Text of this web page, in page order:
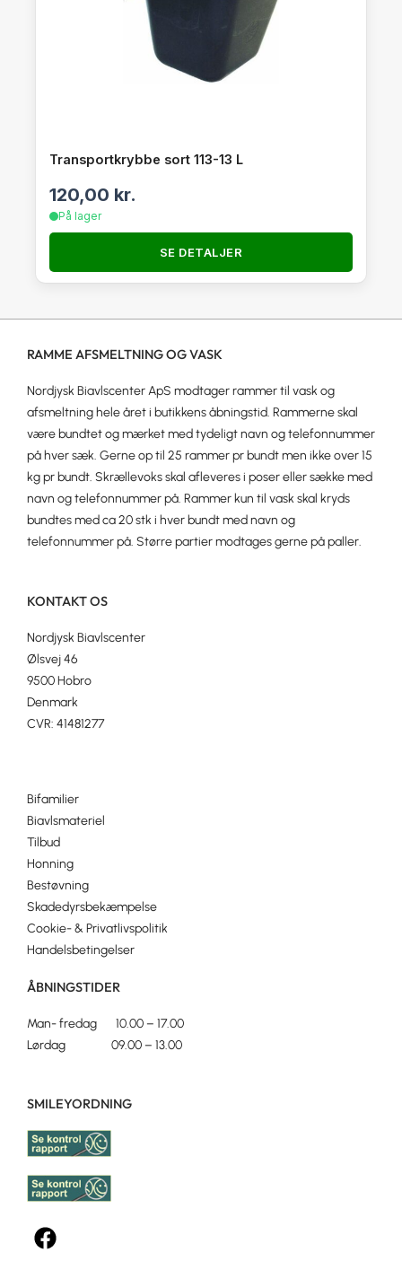
Transportkrybbe sort 113-13 L
120,00 kr.
På lager
SE DETALJER
RAMME AFSMELTNING OG VASK
Nordjysk Biavlscenter ApS modtager rammer til vask og
afsmeltning hele året i butikkens åbningstid. Rammerne skal
være bundtet og mærket med tydeligt navn og telefonnummer
på hver sæk. Gerne op til 25 rammer pr bundt men ikke over 15
kg pr bundt. Skrællevoks skal afleveres i poser eller sække med
navn og telefonnummer på. Rammer kun til vask skal kryds
bundtes med ca 20 stk i hver bundt med navn og
telefonnummer på. Større partier modtages gerne på paller.
KONTAKT OS
Nordjysk Biavlscenter
Ølsvej 46
9500 Hobro
Denmark
CVR: 41481277
Bifamilier
Biavlsmateriel
Tilbud
Honning
Bestøvning
Skadedyrsbekæmpelse
Cookie- & Privatlivspolitik
Handelsbetingelser
ÅBNINGSTIDER
Man- fredag 10.00 – 17.00
Lørdag 09.00 – 13.00
SMILEYORDNING
F
a